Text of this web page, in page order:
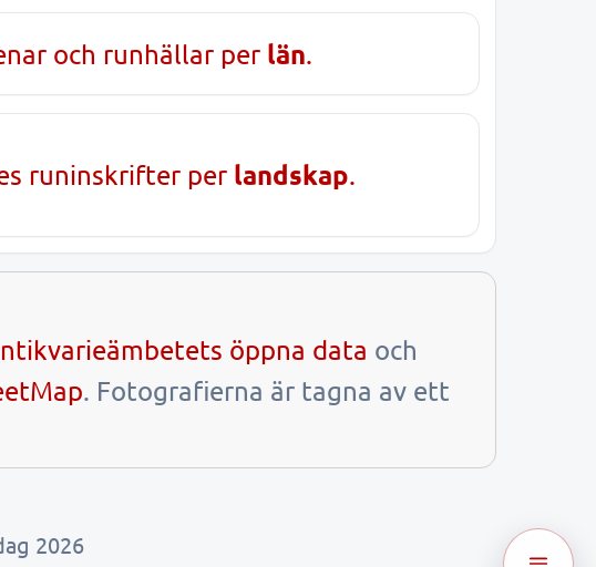
och runhällar per län.
runinskrifter per landskap.
öppna data och
. Fotografierna är tagna av ett
2026